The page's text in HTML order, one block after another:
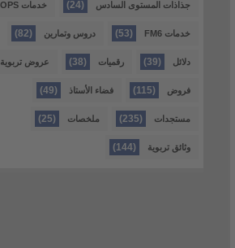
جذاذات المستوى السادس (24) خدمات CNOPS
خدمات FM6 (53) دروس وتمارين (82)
دلائل (39) رقميات (38) عروض تربوية
فروض (115) فضاء الأستاذ (49)
مستجدات (235) ملخصات (25)
وثائق تربوية (144)